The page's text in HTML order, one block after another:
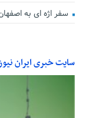
سفر اژه ای به
سایت خبری ایران